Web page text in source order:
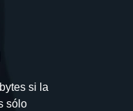
si la
sólo